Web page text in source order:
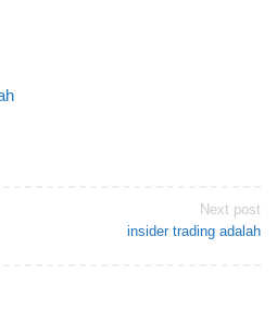
Next post
insider trading adalah